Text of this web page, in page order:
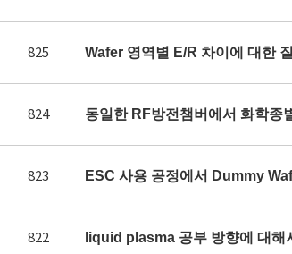
825 Wafer 영역별 E/R 차이에 대한
824 동일한 RF방전챔버에서 화학종
823 ESC 사용 공정에서 Dummy
822 liquid plasma 공부 방향에 대해